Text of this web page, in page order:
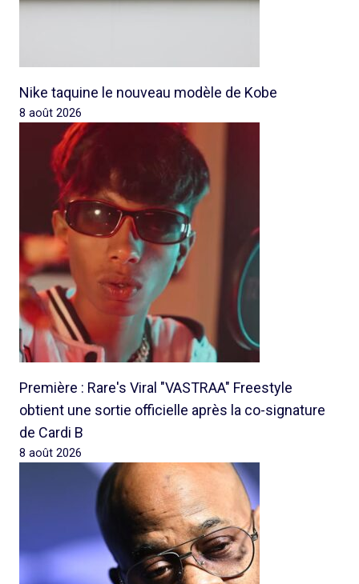
Nike taquine le nouveau modèle de Kobe
8 août 2026
Première : Rare's Viral "VASTRAA" Freestyle
obtient une sortie officielle après la co-signature
de Cardi B
8 août 2026